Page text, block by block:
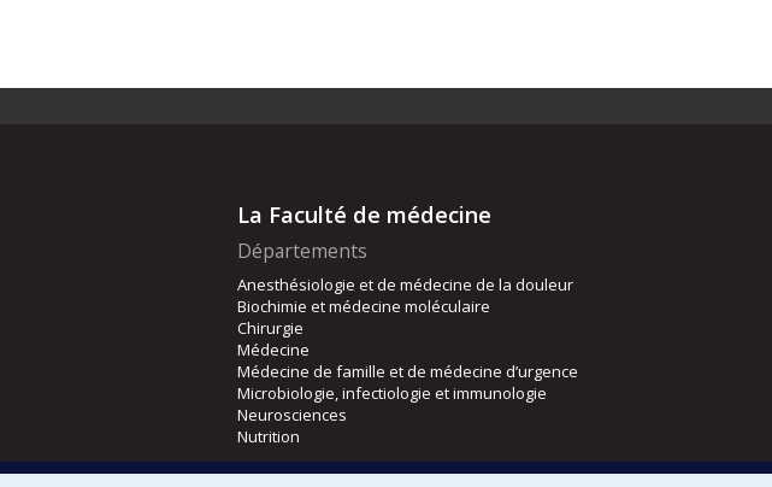
La Faculté de médecine
Départements
Anesthésiologie et de médecine de la douleur
Biochimie et médecine moléculaire
Chirurgie
Médecine
Médecine de famille et de médecine d’urgence
Microbiologie, infectiologie et immunologie
Neurosciences
Nutrition